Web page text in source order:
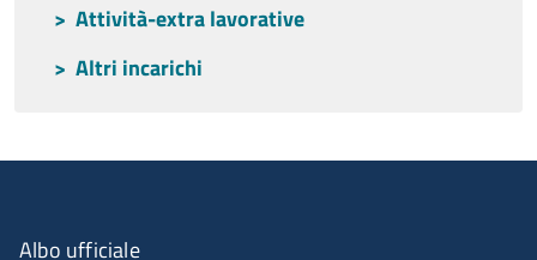
Attività-extra lavorative
Altri incarichi
Menu organizzazione
Albo ufficiale